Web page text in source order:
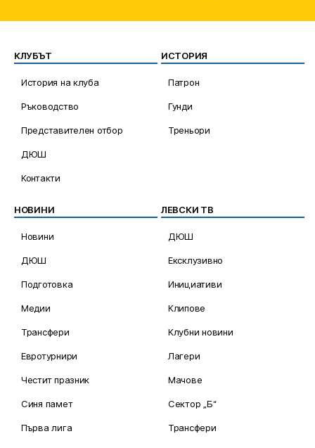
КЛУБЪТ
История на клуба
Ръководство
Представителен отбор
ДЮШ
Контакти
ИСТОРИЯ
Патрон
Гунди
Треньори
НОВИНИ
Новини
ДЮШ
Подготовка
Медии
Трансфери
Евротурнири
Честит празник
Синя памет
Първа лига
ЛЕВСКИ ТВ
ДЮШ
Ексклузивно
Инициативи
Клипове
Клубни новини
Лагери
Мачове
Сектор „Б“
Трансфери